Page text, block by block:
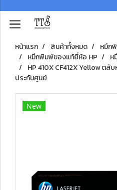
หน้าแรก สินค้าทั้งหมด
หมึก
หมึกพิมพ์ของแท้ยี่ห้อ HP
ห
HP 410X CF412X Yellow ตลั
ประกันศูนย์
New